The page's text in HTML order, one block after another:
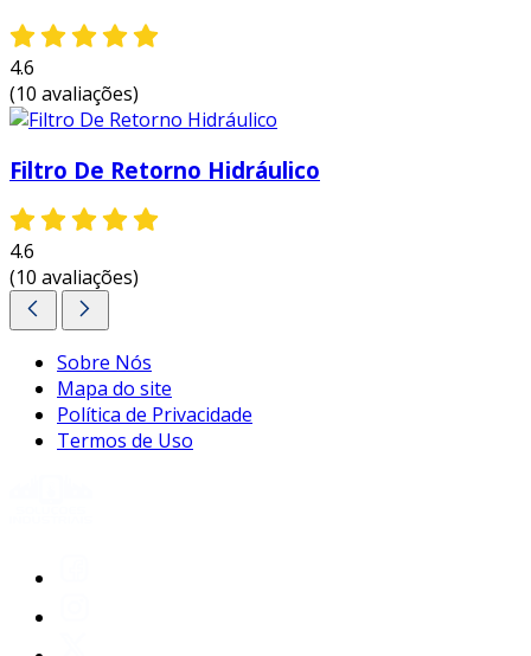
4.6
(10 avaliações)
Filtro De Retorno Hidráulico
4.6
(10 avaliações)
Sobre Nós
Mapa do site
Política de Privacidade
Termos de Uso